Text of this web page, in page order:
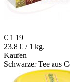
€ 1 19
23.8 € / 1 kg.
Kaufen
Schwarzer Tee aus